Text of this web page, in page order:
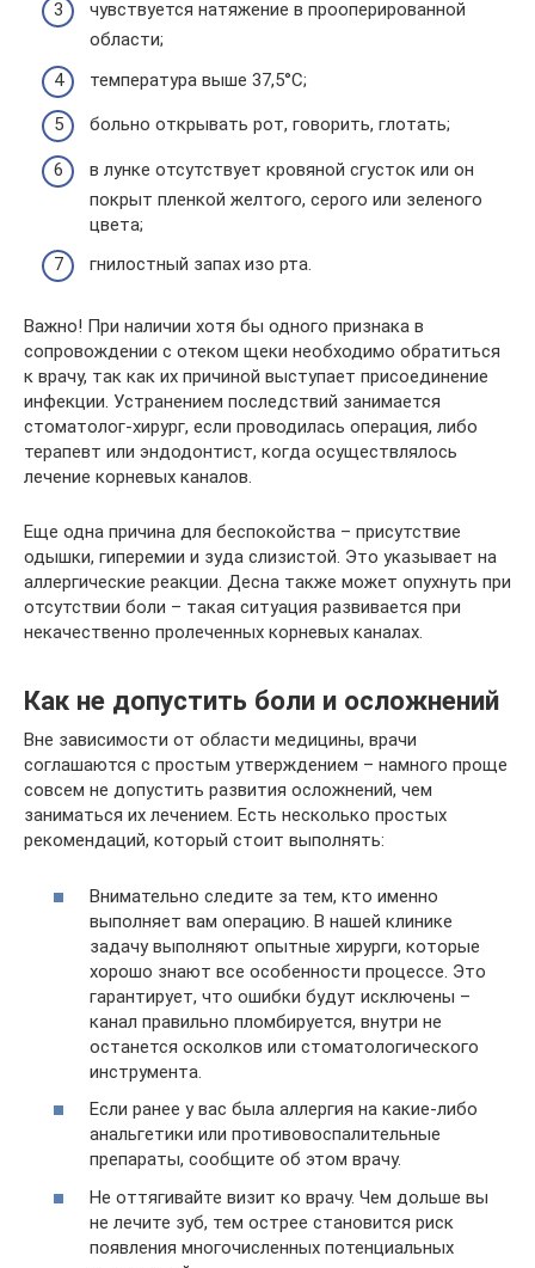
чувствуется натяжение в прооперированной
области;
температура выше 37,5°С;
больно открывать рот, говорить, глотать;
в лунке отсутствует кровяной сгусток или он
покрыт пленкой желтого, серого или зеленого
цвета;
гнилостный запах изо рта.
Важно! При наличии хотя бы одного признака в
сопровождении с отеком щеки необходимо обратиться
к врачу, так как их причиной выступает присоединение
инфекции. Устранением последствий занимается
стоматолог-хирург, если проводилась операция, либо
терапевт или эндодонтист, когда осуществлялось
лечение корневых каналов.
Еще одна причина для беспокойства – присутствие
одышки, гиперемии и зуда слизистой. Это указывает на
аллергические реакции. Десна также может опухнуть при
отсутствии боли – такая ситуация развивается при
некачественно пролеченных корневых каналах.
Как не допустить боли и осложнений
Вне зависимости от области медицины, врачи
соглашаются с простым утверждением – намного проще
совсем не допустить развития осложнений, чем
заниматься их лечением. Есть несколько простых
рекомендаций, который стоит выполнять:
Внимательно следите за тем, кто именно
выполняет вам операцию. В нашей клинике
задачу выполняют опытные хирурги, которые
хорошо знают все особенности процессе. Это
гарантирует, что ошибки будут исключены –
канал правильно пломбируется, внутри не
останется осколков или стоматологического
инструмента.
Если ранее у вас была аллергия на какие-либо
анальгетики или противовоспалительные
препараты, сообщите об этом врачу.
Не оттягивайте визит ко врачу. Чем дольше вы
не лечите зуб, тем острее становится риск
появления многочисленных потенциальных